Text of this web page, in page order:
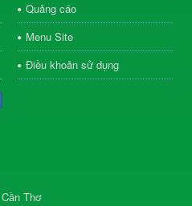
Quảng cáo
Menu Site
Điều khoản sử dụng
Thơ